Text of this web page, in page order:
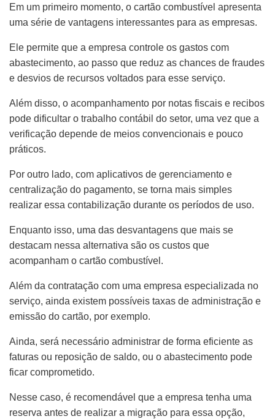
Em um primeiro momento, o cartão combustível apresenta
uma série de vantagens interessantes para as empresas.
Ele permite que a empresa controle os gastos com
abastecimento, ao passo que reduz as chances de fraudes
e desvios de recursos voltados para esse serviço.
Além disso, o acompanhamento por notas fiscais e recibos
pode dificultar o trabalho contábil do setor, uma vez que a
verificação depende de meios convencionais e pouco
práticos.
Por outro lado, com aplicativos de gerenciamento e
centralização do pagamento, se torna mais simples
realizar essa contabilização durante os períodos de uso.
Enquanto isso, uma das desvantagens que mais se
destacam nessa alternativa são os custos que
acompanham o cartão combustível.
Além da contratação com uma empresa especializada no
serviço, ainda existem possíveis taxas de administração e
emissão do cartão, por exemplo.
Ainda, será necessário administrar de forma eficiente as
faturas ou reposição de saldo, ou o abastecimento pode
ficar comprometido.
Nesse caso, é recomendável que a empresa tenha uma
reserva antes de realizar a migração para essa opção,